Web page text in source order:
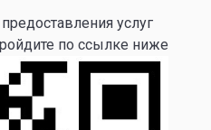
услуг
по ссылке ниже